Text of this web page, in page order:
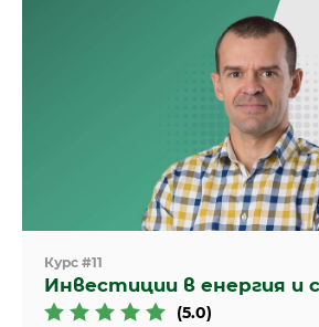
Курс #11
Инвестиции в енергия и
(5.0)